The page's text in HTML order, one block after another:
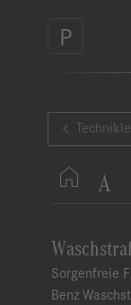
A
Sorgenfreie
Benz